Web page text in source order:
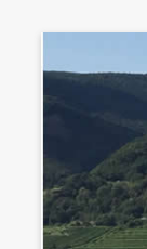
springen